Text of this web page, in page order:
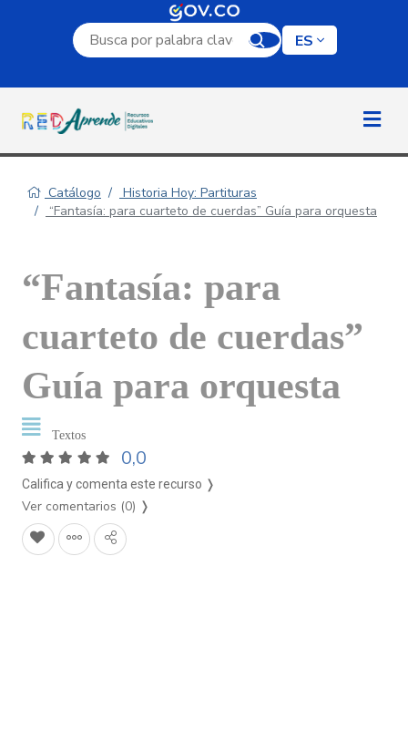
Campo de búsqueda por palabra clave
ES
Catálogo
Historia Hoy: Partituras
“Fantasía: para cuarteto de cuerdas” Guía para orquesta
“Fantasía: para
cuarteto de cuerdas”
Guía para orquesta
Textos
0,0
Califica y comenta este recurso ❭
Ver comentarios (0) ❭